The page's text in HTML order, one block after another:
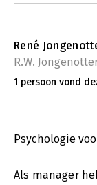
René
R.W.
1 persoon vond
Psychologie
Als manager